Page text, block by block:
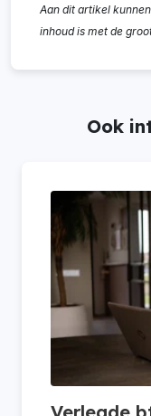
Aan dit artikel
inhoud is met de
Ook